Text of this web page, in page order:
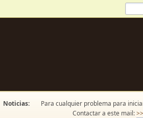
Noticias:
Para cualquier problema para
Contactar a este mail: